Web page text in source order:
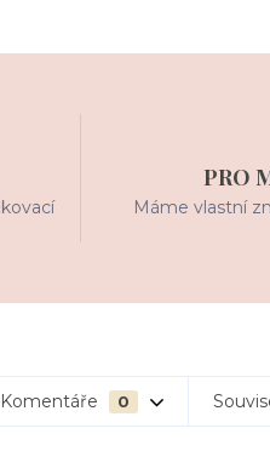
PRO
Máme vlastní
Komentáře 0